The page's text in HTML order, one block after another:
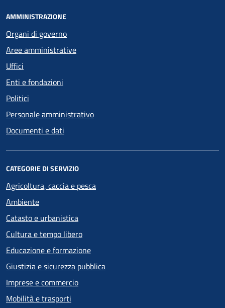
AMMINISTRAZIONE
Organi di governo
Aree amministrative
Uffici
Enti e fondazioni
Politici
Personale amministrativo
Documenti e dati
CATEGORIE DI SERVIZIO
Agricoltura, caccia e pesca
Ambiente
Catasto e urbanistica
Cultura e tempo libero
Educazione e formazione
Giustizia e sicurezza pubblica
Imprese e commercio
Mobilità e trasporti